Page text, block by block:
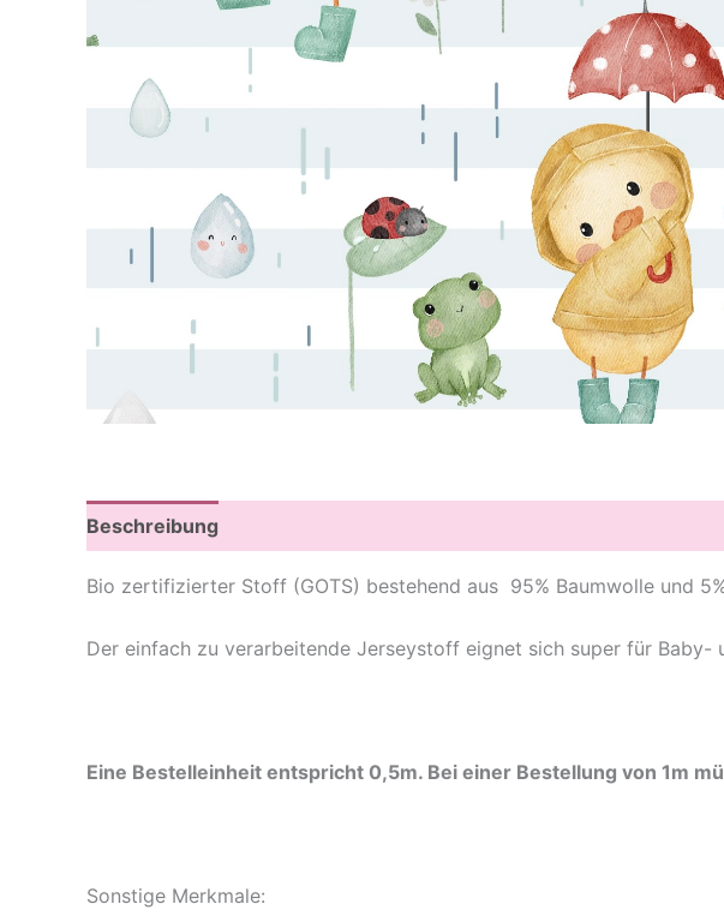
Beschreibung
Bio zertifizierter Stoff (GOTS) bestehend aus 95% Baumwolle und
Der einfach zu verarbeitende Jerseystoff eignet sich super für Baby-
Eine Bestelleinheit entspricht 0,5m. Bei einer Bestellung von 1m
Sonstige Merkmale: